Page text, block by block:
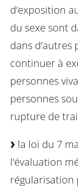
d’exposition
du sexe sont
dans
continuer à
personnes
personnes
rupture de
la loi du 7
l’évaluation
régularisation